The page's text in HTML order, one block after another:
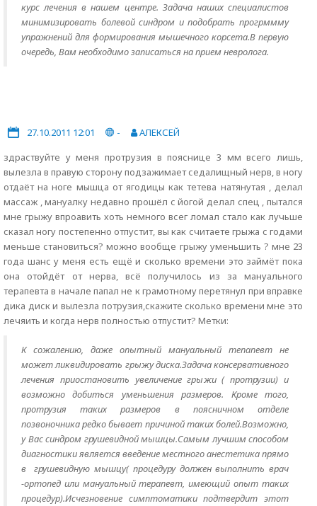
курс лечения в нашем центре. Задача наших специалистов
минимизировать болевой синдром и подобрать прогрммму
упражнений для формирования мышечного корсета.В первую
очередь, Вам необходимо записаться на прием невролога.
27.10.2011 12:01 -
АЛЕКСЕЙ
здраствуйте у меня протрузия в пояснице 3 мм всего лишь,
вылезла в правую сторону подзажимает седалищный нерв, в ногу
отдаёт на ноге мышца от ягодицы как тетева натянутая , делал
массаж , мануалку недавно прошёл с йогой делал спец , пытался
мне грыжу впроавить хоть немного всег ломал стало как лучьше
сказал ногу постепенно отпустит, вы как считаете грыжа с годами
меньше становиться? можно вообще грыжу уменьшить ? мне 23
года шанс у меня есть ещё и сколько времени это займёт пока
она отойдёт от нерва, всё получилось из за мануального
терапевта в начале папал не к грамотному перетянул при вправке
дика диск и вылезла потрузия,скажите сколько времени мне это
лечяить и когда нерв полностью отпустит? Метки:
К сожалению, даже опытный мануальный тепапевт не
может ликвидировать грыжу диска.Задача консервативного
лечения приостановить увеличение грыжи ( протрузии) и
возможно добиться уменьшения размеров. Кроме того,
протрузия таких размеров в поясничном отделе
позвоночника редко бывает причиной таких болей.Возможно,
у Вас синдром грушевидной мышцы.Самым лучшим способом
диагностики является введение местного анестетика прямо
в грушевидную мышцу( процедуру должен выполнить врач
-ортопед или мануальный терапевт, имеющий опыт таких
процедур).Исчезновение симптоматики подтвердит этот